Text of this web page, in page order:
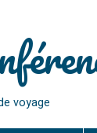
voyage